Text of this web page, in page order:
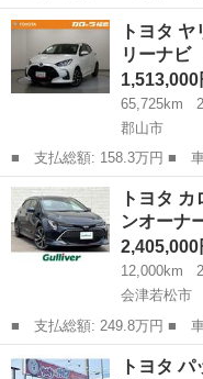
ー名： トヨタ ■ 車種名：
ザーセレクション フルセ
ックプレ...
福島 郡山市 アクア
トヨタ
リーナ
1,513,000
65,725km
郡山市
■ 支払総額: 158.3万円 ■ 車両本体価格： 1,513,000 円 ■ メーカ
ー名： トヨタ ■ 車種名：
ドＺ ４ＷＤ メモリーナ
ム ＬＥＤ...
福島 郡山市 トヨタ
トヨタ
ンオー
2,405,000
12,000km
会津若松市
■ 支払総額: 249.8万円 ■ 車両本体価格： 2,405,000 円 ■ メーカ
ー名： トヨタ ■ 車種名
Ｇ Ｚ ４ＷＤ ワンオーナ
福島 会津若松市 ト
トヨタ